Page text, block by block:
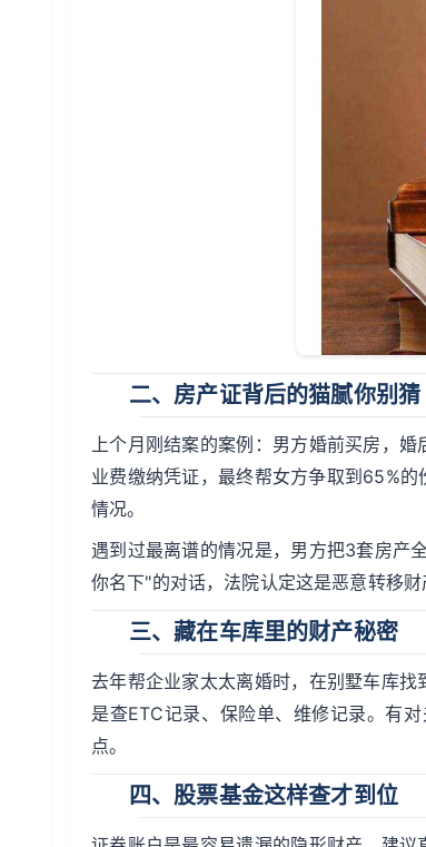
二、房产证背后的猫腻你别猜
上个月刚结案的案例：男方婚前买房，
业费缴纳凭证，最终帮女方争取到65%的
情况。
遇到过最离谱的情况是，男方把3套房产
你名下"的对话，法院认定这是恶意转移财
三、藏在车库里的财产秘密
去年帮企业家太太离婚时，在别墅车库
是查ETC记录、保险单、维修记录。有
点。
四、股票基金这样查才到位